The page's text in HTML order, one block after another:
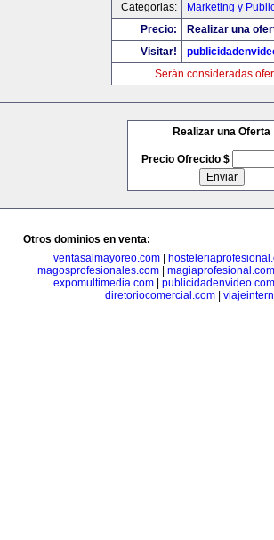
Categorias:
Marketing y
Precio:
Realizar una
Visitar!
Serán consideradas
Realizar una Oferta
Precio Ofrecido $
Otros dominios en venta:
ventasalmayoreo.com
magosprofesionales.com
magiaprofesional.com
expomultimedia.com
publicidadenvideo.com
diretoriocomercial.com